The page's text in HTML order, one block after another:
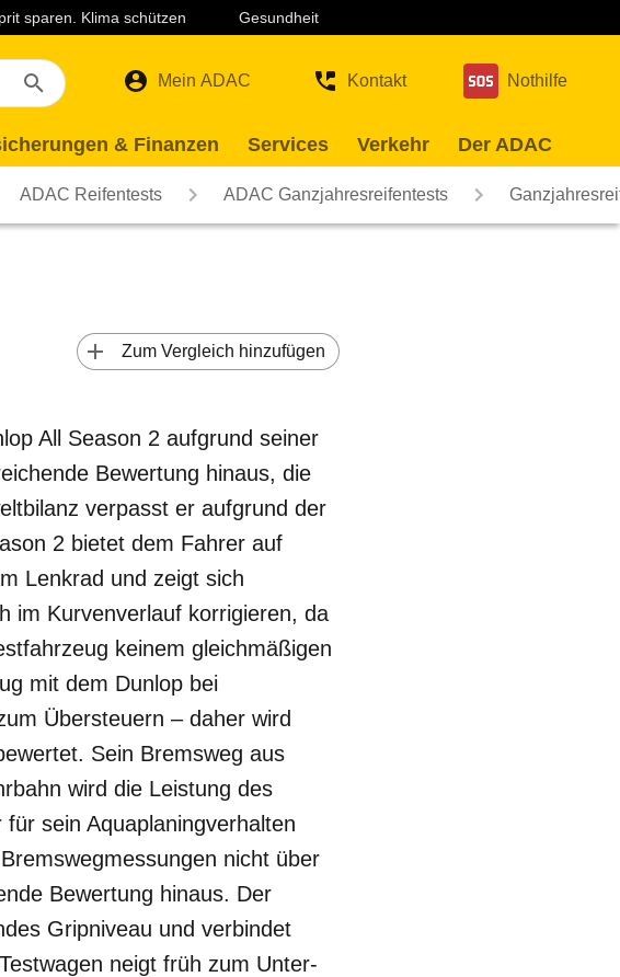
sparen. Klima schützen Gesundheit
Mein ADAC Kontakt Nothilfe
& Finanzen Services Verkehr Der ADAC
ADAC Reifentests ADAC Ganzjahresreifentests
Zum Vergleich hinzufügen
All Season 2 aufgrund seiner
Bewertung hinaus, die
verpasst er aufgrund der
2 bietet dem Fahrer auf
Lenkrad und zeigt sich
im Kurvenverlauf korrigieren, da
keinem gleichmäßigen
mit dem Dunlop bei
Übersteuern – daher wird
Sein Bremsweg aus
wird die Leistung des
sein Aquaplaningverhalten
nicht über
Bewertung hinaus. Der
Gripniveau und verbindet
neigt früh zum Unter-